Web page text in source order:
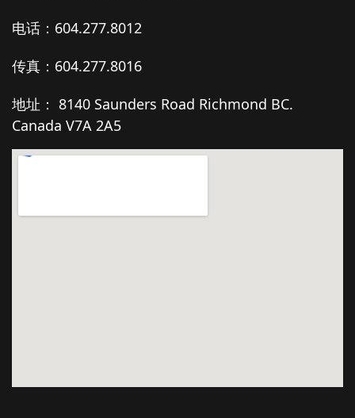
电话：604.277.8012
传真：604.277.8016
地址： 8140 Saunders Road Richmond BC.
Canada V7A 2A5